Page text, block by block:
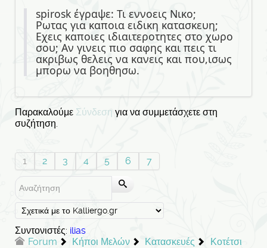
spirosk έγραψε: Τι εννοεις Νικο;
Ρωτας για καποια ειδικη κατασκευη;
Εχεις καποιες ιδιαιτεροτητες στο χωρο
σου; Αν γινεις πιο σαφης και πεις τι
ακριβως θελεις να κανεις και που,ισως
μπορω να βοηθησω.
Παρακαλούμε Σύνδεση για να συμμετάσχετε στη
συζήτηση.
1 2 3 4 5 6 7
Συντονιστές: ilias
Forum
Κήποι Μελών Κατασκευές Κοτέτσι